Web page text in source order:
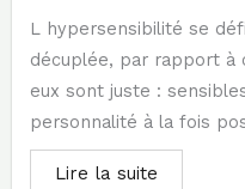
L hypersensibilité se
décuplée, par rapport à
eux sont juste :
personnalité à la fois
Lire la suite